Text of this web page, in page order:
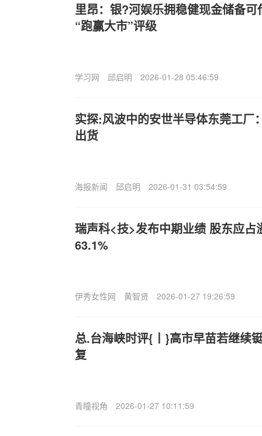
里昂：银?河娱乐拥稳健现金储备
“跑赢大市”评级
学习网 邱启明 2026-01-28 05:46:59
实探:风波中的安世半导体东莞工厂
出货
海报新闻 邱启明 2026-01-31 03:54:59
瑞声科<技>发布中期业绩 股东应占
63.1%
伊秀女性网 黄智贤 2026-01-27 19:26:59
总.台海峡时评{丨}高市早苗若继续
复
青瞳视角 2026-01-27 10:11:59